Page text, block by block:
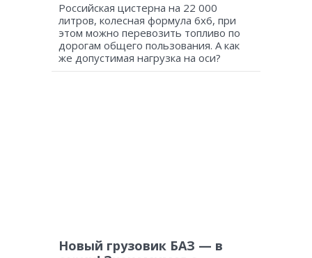
Российская цистерна на 22 000
литров, колесная формула 6х6, при
этом можно перевозить топливо по
дорогам общего пользования. А как
же допустимая нагрузка на оси?
Новый грузовик БАЗ — в